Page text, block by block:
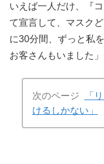
いえば一人だけ、『
て宣言して、マスク
に30分間、ずっと私
お客さんもいました」
次のページ
「
けるしかない」